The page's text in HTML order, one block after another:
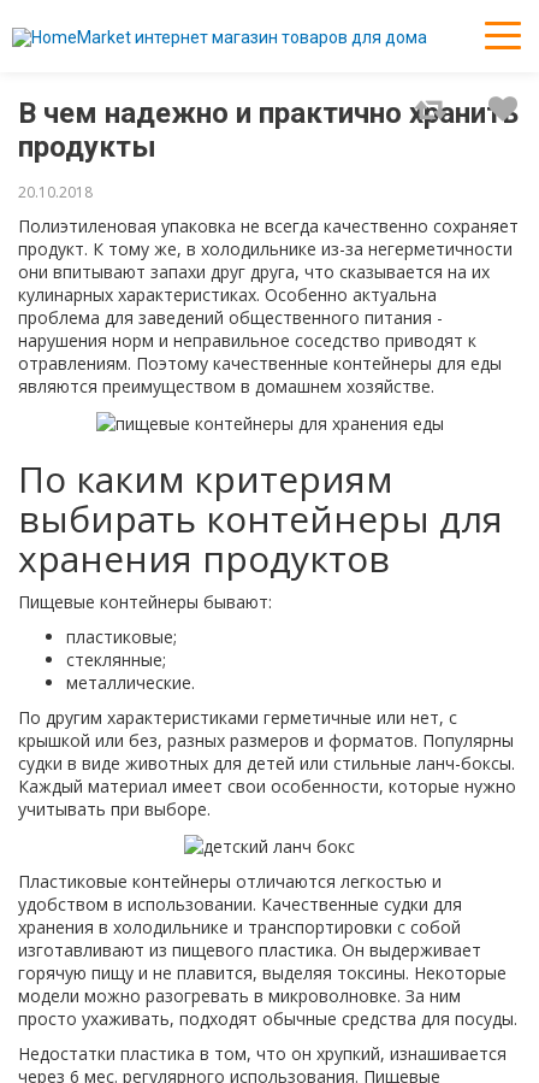
В чем надежно и практично хранить
продукты
20.10.2018
Полиэтиленовая упаковка не всегда качественно сохраняет
продукт. К тому же, в холодильнике из-за негерметичности
они впитывают запахи друг друга, что сказывается на их
кулинарных характеристиках. Особенно актуальна
проблема для заведений общественного питания -
нарушения норм и неправильное соседство приводят к
отравлениям. Поэтому качественные контейнеры для еды
являются преимуществом в домашнем хозяйстве.
По каким критериям
выбирать контейнеры для
хранения продуктов
Пищевые контейнеры бывают:
пластиковые;
стеклянные;
металлические.
По другим характеристиками герметичные или нет, с
крышкой или без, разных размеров и форматов. Популярны
судки в виде животных для детей или стильные ланч-боксы.
Каждый материал имеет свои особенности, которые нужно
учитывать при выборе.
Пластиковые контейнеры отличаются легкостью и
удобством в использовании. Качественные судки для
хранения в холодильнике и транспортировки с собой
изготавливают из пищевого пластика. Он выдерживает
горячую пищу и не плавится, выделяя токсины. Некоторые
модели можно разогревать в микроволновке. За ним
просто ухаживать, подходят обычные средства для посуды.
Недостатки пластика в том, что он хрупкий, изнашивается
через 6 мес. регулярного использования. Пищевые